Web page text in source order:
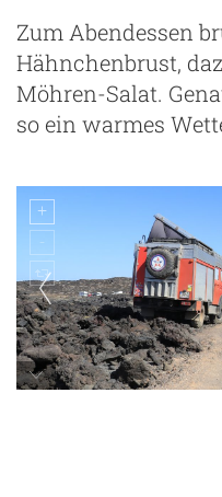
Zum Abendessen
Hähnchenbrust,
Möhren-Salat.
so ein warmes